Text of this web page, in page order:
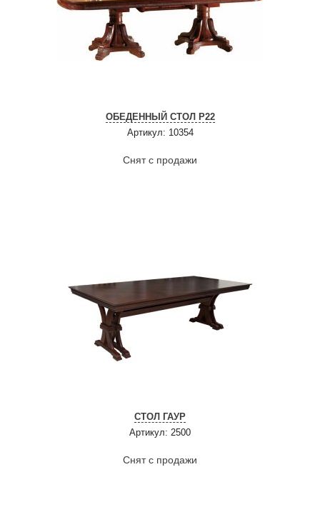
ОБЕДЕННЫЙ СТОЛ P22
Артикул: 10354
Снят с продажи
СТОЛ ГАУР
Артикул: 2500
Снят с продажи